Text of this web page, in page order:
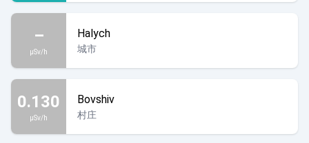
–
µSv/h
Halych
城市
0.130
µSv/h
Bovshiv
村庄